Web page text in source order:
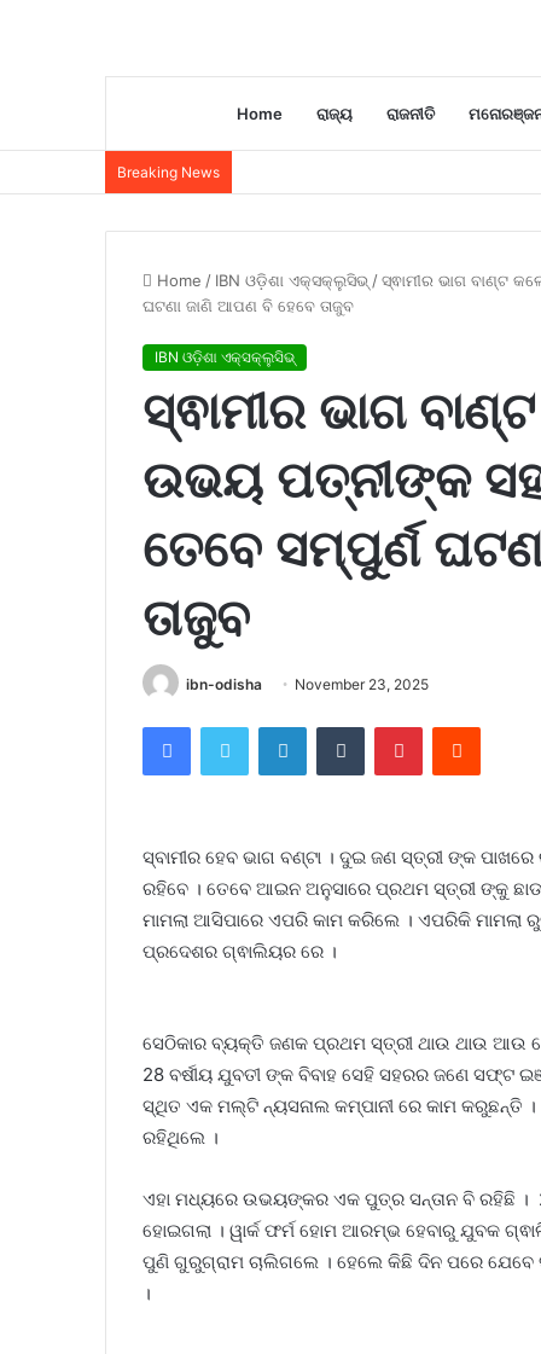
Home ରାଜ୍ୟ ରାଜନୀତି
Breaking News
Home / IBN ଓଡ଼ିଶା ଏକ୍ସକ୍ଲୁସିଭ୍ /ସ୍ଵାମୀର ଭାଗ ବାଣ୍ଟ
ଘଟଣା ଜାଣି ଆପଣ ବି ହେବେ ତାଜୁବ
IBN ଓଡ଼ିଶା ଏକ୍ସକ୍ଲୁସିଭ୍
ସ୍ଵାମୀର ଭାଗ
ଉଭୟ ପତ୍ନୀଙ୍କ ସହ
ତେବେ ସମ୍ପୁର୍ଣ
ତାଜୁବ
ibn-odisha November 23, 2025
FacebookTwitter LinkedInTumblr PinterestReddit
ସ୍ବାମୀର ହେବ ଭାଗ ବଣ୍ଟା । ଦୁଇ ଜଣ ସ୍ତ୍ରୀ ଙ୍କ
ରହିବେ । ତେବେ ଆଇନ ଅନୁସାରେ ପ୍ରଥମ ସ୍ତ୍ରୀ ଙ୍କୁ
ମାମଲା ଆସିପାରେ ଏପରି କାମ କରିଲେ । ଏପରିକି ମାମଲା
ପ୍ରଦେଶର ଗ୍ଵାଲିୟର ରେ ।
ସେଠିକାର ବ୍ୟକ୍ତି ଜଣକ ପ୍ରଥମ ସ୍ତ୍ରୀ ଥାଉ ଥାଉ ଆଉ
28 ବର୍ଷୀୟ ଯୁବତୀ ଙ୍କ ବିବାହ ସେହି ସହରର ଜଣେ ସଫ୍ଟ
ସ୍ଥିତ ଏକ ମଲ୍ଟି ନ୍ୟସନାଲ କମ୍ପାନୀ ରେ କାମ କରୁଛନ୍ତି ।
ରହିଥିଲେ ।
ଏହା ମଧ୍ୟରେ ଉଭୟଙ୍କର ଏକ ପୁତ୍ର ସନ୍ତାନ ବି ରହିଛି ।
ହୋଇଗଲା । ୱାର୍କ ଫର୍ମ ହୋମ ଆରମ୍ଭ ହେବାରୁ ଯୁବକ
ପୁଣି ଗୁରୁଗ୍ରାମ ଚାଲିଗଲେ । ହେଲେ କିଛି ଦିନ ପରେ
।